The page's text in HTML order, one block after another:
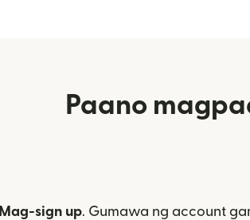
Paano
Mag-sign up. Gumawa ng account